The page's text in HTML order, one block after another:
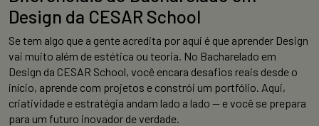
Design da CESAR School
Se tem algo que a gente acredita por aqui é que aprender Design
vai muito além de estética ou teoria. No Bacharelado em
Design da CESAR School, você encara desafios reais desde o
início, aprende com projetos e constrói um portfólio. Aqui,
criatividade e estratégia andam lado a lado — e você se prepara
para um futuro inovador de verdade.